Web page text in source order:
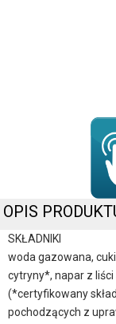
OPIS
SKŁADNIKI
woda gazowana,
cytryny*, napar z
(*certyfikowany
pochodzących z